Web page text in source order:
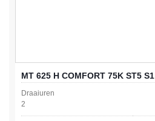
MT 625 H COMFORT 75K ST5 S1
Draaiuren
2